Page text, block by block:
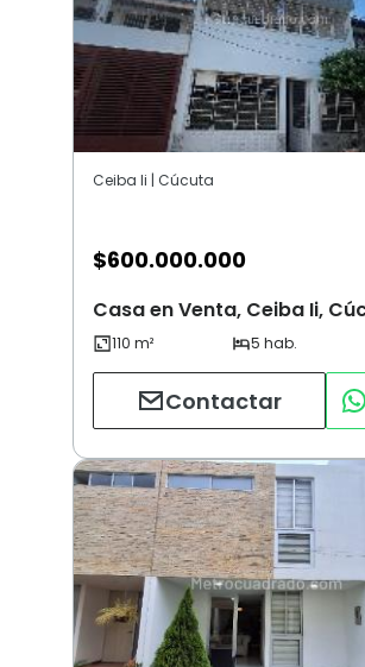
Ceiba Ii | Cúcuta
$600.000.000
Casa en Venta, Ceiba Ii,
Contactar